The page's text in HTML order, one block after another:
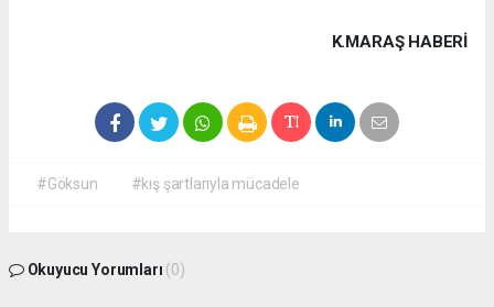
K.MARAŞ HABERİ
#Göksun #kış şartlarıyla mücadele
Okuyucu Yorumları (0)